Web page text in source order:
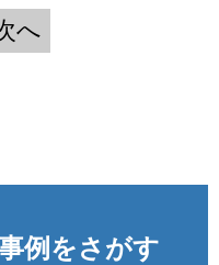
へ
例をさがす